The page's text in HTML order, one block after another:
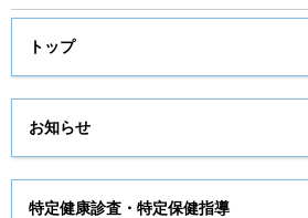
トップ
お知らせ
特定健康診査・特定保健指導